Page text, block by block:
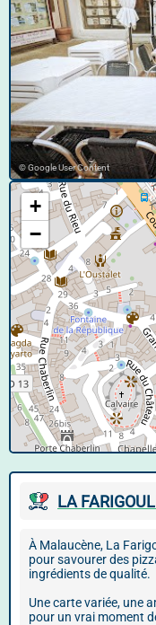
© Google User Content
+
−
LA
À Malaucène, La
pour savourer des
ingrédients de qualité.
Une carte variée, une
pour un vrai moment